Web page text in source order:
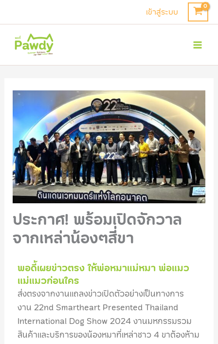
content
เข้าสู่ระบบ
ประกาศ! พร้อมเปิดจักวาล
จากเหล่าน้องๆสี่ขา
พอดี้เผยข่าวตรง ให้พ่อหมาแม่หมา พ่อแมว
แม่แมวก่อนใคร
ส่งตรงจากงานแถลงข่าวเปิดตัวอย่างเป็นทางการ
งาน 22nd Smartheart Presented Thailand
International Dog Show 2024 งานมหกรรมรวม
สินค้าและบริการของน้องหมาที่เหล่าชาว 4 ขาต้องห้าม